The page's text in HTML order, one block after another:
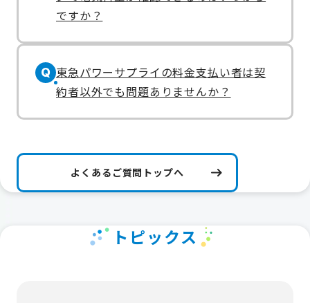
ですか？
Q 東急パワーサプライの料金支払い者は契
約者以外でも問題ありませんか？
よくあるご質問トップへ
トピックス